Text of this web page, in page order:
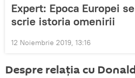
Expert: Epoca Europei
scrie istoria omenirii
12 Noiembrie 2019, 13:16
Despre relația cu